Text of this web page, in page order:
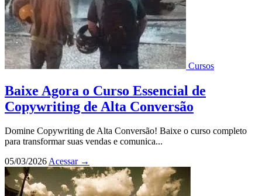
Cursos
Baixe Agora o Curso Essencial de
Copywriting de Alta Conversão
Domine Copywriting de Alta Conversão! Baixe o curso completo
para transformar suas vendas e comunica...
05/03/2026Acessar →